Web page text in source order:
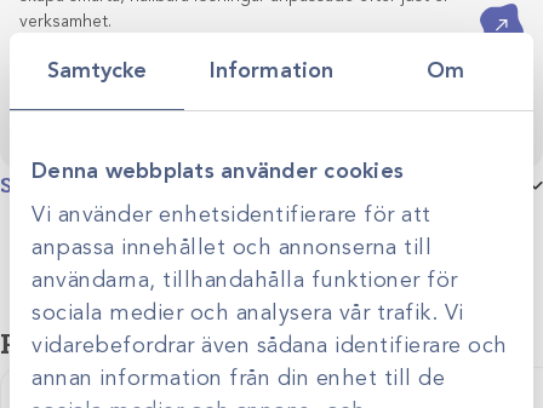
Samtycke Information Om
Denna webbplats använder cookies
Vi använder enhetsidentifierare för att
anpassa innehållet och annonserna till
användarna, tillhandahålla funktioner för
sociala medier och analysera vår trafik. Vi
vidarebefordrar även sådana identifierare och
annan information från din enhet till de
Specifikationer
verksamhet.
Relaterade produkter